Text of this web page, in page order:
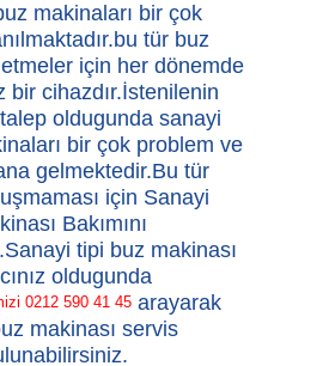
makinaları bir çok
tür buz
için her dönemde
bir cihazdır.İstenilenin
oldugunda sanayi
bir çok problem ve
gelmektedir.Bu tür
için Sanayi
Bakımını
tipi buz makinası
oldugunda
0212 590 41 45 arayarak
makinası servis